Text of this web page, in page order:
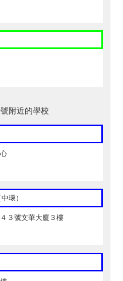
附近的學校
環）
３號文華大廈３樓